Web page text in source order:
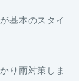
基本のスタイ
り雨対策しま